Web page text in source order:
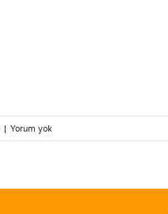
| Yorum yok